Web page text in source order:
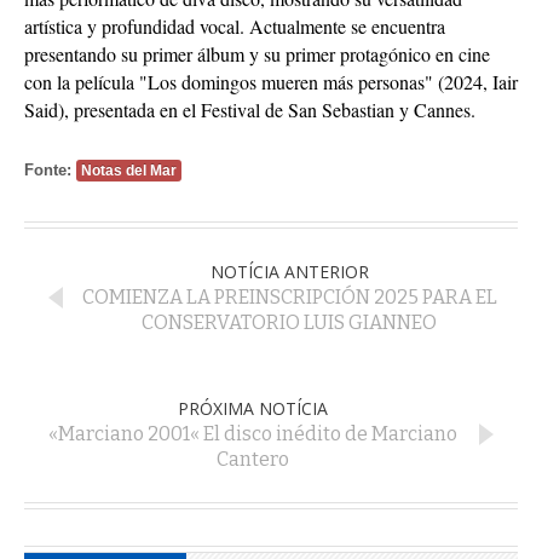
artística y profundidad vocal. Actualmente se encuentra
presentando su primer álbum y su primer protagónico en cine
con la película "Los domingos mueren más personas" (2024, Iair
Said), presentada en el Festival de San Sebastian y Cannes.
Fonte: Notas del Mar
NOTÍCIA ANTERIOR
COMIENZA LA PREINSCRIPCIÓN 2025 PARA EL
CONSERVATORIO LUIS GIANNEO
PRÓXIMA NOTÍCIA
«Marciano 2001« El disco inédito de Marciano
Cantero